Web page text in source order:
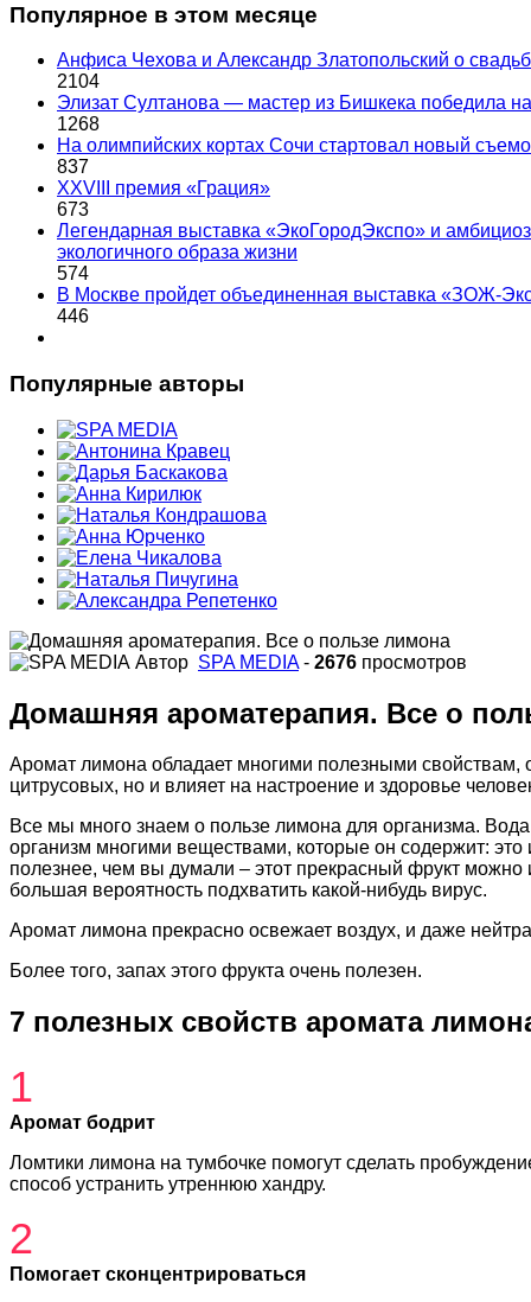
Популярное в этом месяце
Анфиса Чехова и Александр Златопольский о
2104
Элизат Султанова — мастер из Бишкека победила
1268
На олимпийских кортах Сочи стартовал новый
837
XXVIII премия «Грация»
673
Легендарная выставка «ЭкоГородЭкспо» и
экологичного образа жизни
574
В Москве пройдет объединенная выставка «ЗОЖ-
446
Популярные авторы
Автор SPA MEDIA - 2676 просмотров
Домашняя ароматерапия. Все о
Аромат лимона обладает многими полезными свойствам,
цитрусовых, но и влияет на настроение и здоровье
Все мы много знаем о пользе лимона для организма.
организм многими веществами, которые он содержит:
полезнее, чем вы думали – этот прекрасный фрукт
большая вероятность подхватить какой-нибудь вирус.
Аромат лимона прекрасно освежает воздух, и даже
Более того, запах этого фрукта очень полезен.
7 полезных свойств аромата
1
Аромат бодрит
Ломтики лимона на тумбочке помогут сделать
способ устранить утреннюю хандру.
2
Помогает сконцентрироваться